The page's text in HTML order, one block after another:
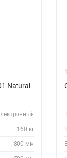
Natural
160 кг
800 мм